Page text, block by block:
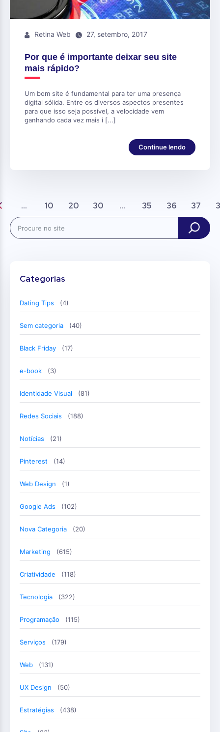
Retina Web 27, setembro, 2017
Por que é importante deixar seu site
mais rápido?
Um bom site é fundamental para ter uma presença
digital sólida. Entre os diversos aspectos presentes
para que isso seja possível, a velocidade vem
ganhando cada vez mais i [...]
Continue lendo
... 10 20 30 ... 35 36 37
Search
Categorias
Dating Tips (4)
Sem categoria (40)
Black Friday (17)
e-book (3)
Identidade Visual (81)
Redes Sociais (188)
Notícias (21)
Pinterest (14)
Web Design (1)
Google Ads (102)
Nova Categoria (20)
Marketing (615)
Criatividade (118)
Tecnologia (322)
Programação (115)
Serviços (179)
Web (131)
UX Design (50)
Estratégias (438)